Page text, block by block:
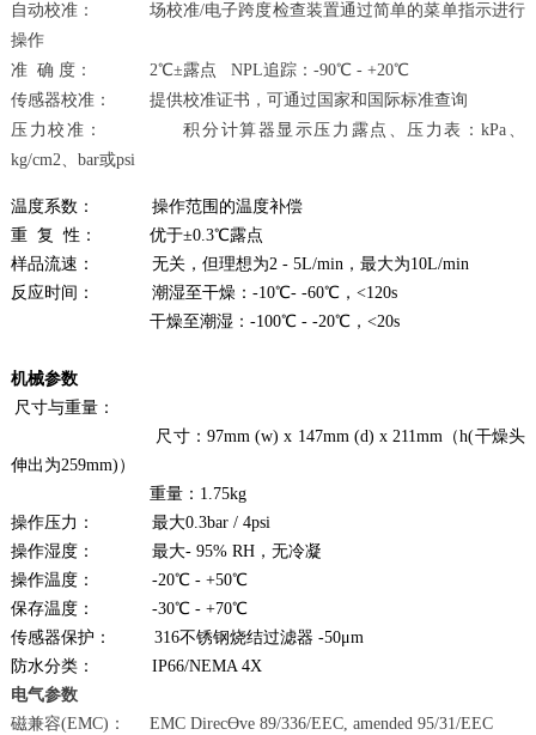
自动校准： 场校准/电子跨度检查装置通过简单的菜单指示进行
操作
准 确 度： 2℃±露点 NPL追踪：-90℃ - +20℃
传感器校准： 提供校准证书，可通过国家和国际标准查询
压力校准： 积分计算器显示压力露点、压力表：kPa、
kg/cm2、bar或psi
温度系数： 操作范围的温度补偿
重 复 性： 优于±0.3℃露点
样品流速： 无关，但理想为2 - 5L/min，最大为10L/min
反应时间： 潮湿至干燥：-10℃- -60℃，<120s
干燥至潮湿：-100℃ - -20℃，<20s
机械参数
尺寸与重量：
尺寸：97mm (w) x 147mm (d) x 211mm（h(干燥头
伸出为259mm)）
重量：1.75kg
操作压力： 最大0.3bar / 4psi
操作湿度： 最大- 95% RH，无冷凝
操作温度： -20℃ - +50℃
保存温度： -30℃ - +70℃
传感器保护： 316不锈钢烧结过滤器 -50μm
防水分类： IP66/NEMA 4X
电气参数
磁兼容(EMC)： EMC DirecƟve 89/336/EEC, amended 95/31/EEC